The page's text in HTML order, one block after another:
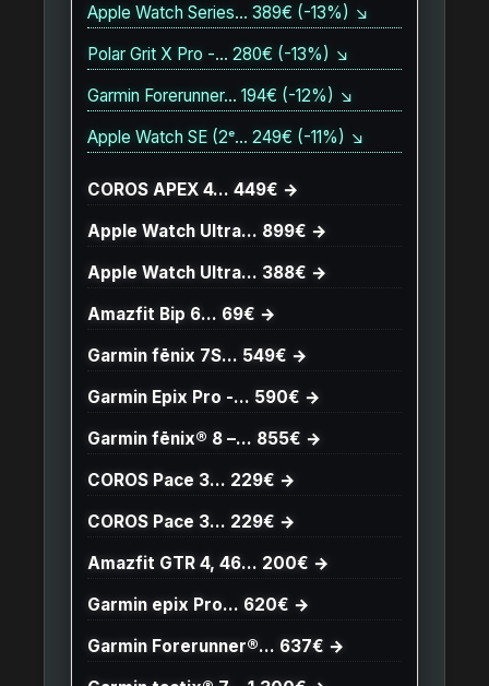
Apple Watch Series… 389€ (-13%) ↘
Polar Grit X Pro -… 280€ (-13%) ↘
Garmin Forerunner… 194€ (-12%) ↘
Apple Watch SE (2ᵉ… 249€ (-11%) ↘
COROS APEX 4… 449€ →
Apple Watch Ultra… 899€ →
Apple Watch Ultra… 388€ →
Amazfit Bip 6… 69€ →
Garmin fēnix 7S… 549€ →
Garmin Epix Pro -… 590€ →
Garmin fēnix® 8 –… 855€ →
COROS Pace 3… 229€ →
COROS Pace 3… 229€ →
Amazfit GTR 4, 46… 200€ →
Garmin epix Pro… 620€ →
Garmin Forerunner®… 637€ →